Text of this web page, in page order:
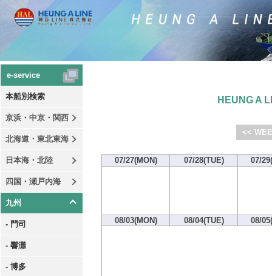
e-service
本船別検索
京浜・中京・関西
北海道・東北東海
日本海・北陸
四国・瀬戸内海
九州
- 門司
- 響灘
- 博多
HEUNG A
<<
07/27(MON) 07/28(TUE) 07/
08/03(MON) 08/04(TUE) 08/